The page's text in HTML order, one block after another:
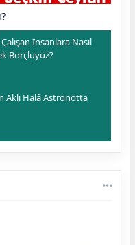
İnsanlara Nasıl
Borçluyuz?
Aklı Halâ Astronotta